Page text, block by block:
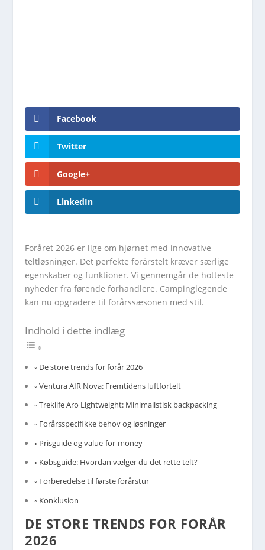
Facebook
Twitter
Google+
LinkedIn
Foråret 2026 er lige om hjørnet med innovative
teltløsninger. Det perfekte forårstelt kræver særlige
egenskaber og funktioner. Vi gennemgår de hotteste
nyheder fra førende forhandlere. Campinglegende
kan nu opgradere til forårssæsonen med stil.
Indhold i dette indlæg
De store trends for forår 2026
Ventura AIR Nova: Fremtidens luftfortelt
Treklife Aro Lightweight: Minimalistisk backpacking
Forårsspecifikke behov og løsninger
Prisguide og value-for-money
Købsguide: Hvordan vælger du det rette telt?
Forberedelse til første forårstur
Konklusion
DE STORE TRENDS FOR FORÅR
2026